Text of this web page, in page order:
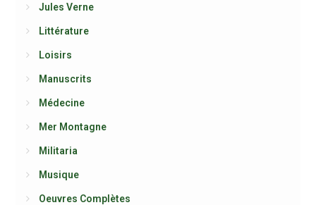
Jules Verne
Littérature
Loisirs
Manuscrits
Médecine
Mer Montagne
Militaria
Musique
Oeuvres Complètes